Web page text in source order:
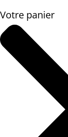
Votre panier